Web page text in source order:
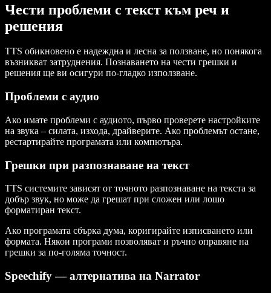
Чести проблеми с текст към реч и
решения
TTS обикновено е надеждна и лесна за ползване, но понякога
възникват затруднения. Познаването на чести грешки и
решения ще ви осигури по-гладко използване.
Проблеми с аудио
Ако имате проблеми с аудиото, първо проверете настройките
на звука – силата, изхода, драйверите. Ако проблемът остане,
рестартирайте програмата или компютъра.
Грешки при разпознаване на текст
TTS системите зависят от точното разпознаване на текста за
добър звук, но може да грешат при сложен или лошо
форматиран текст.
Ако програмата сбърка дума, коригирайте изписването или
формата. Някои програми позволяват и ръчно оправяне на
грешки за по-голяма точност.
Speechify — алтернатива на Narrator